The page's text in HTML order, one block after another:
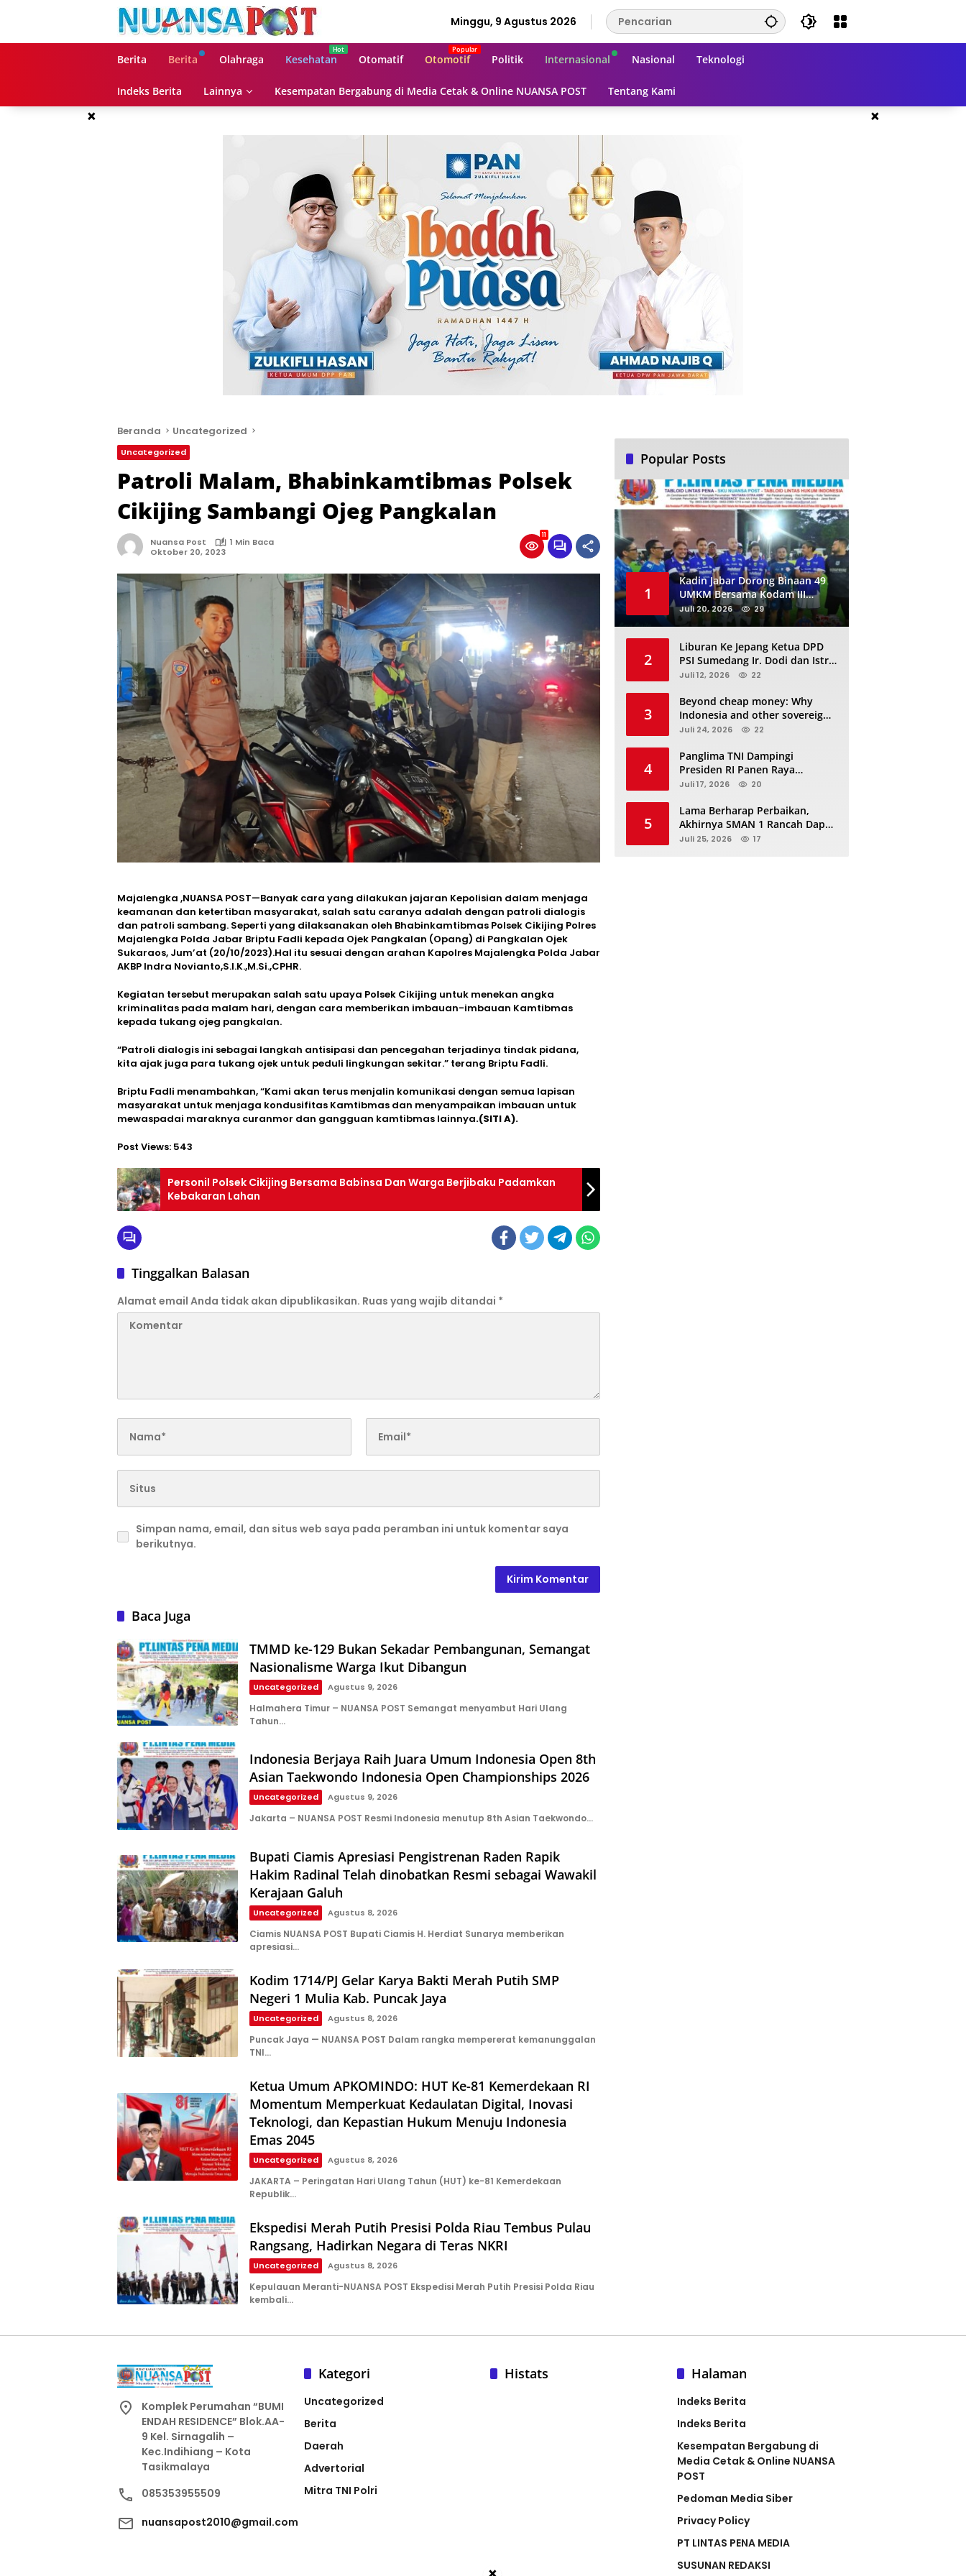
Minggu, 9 Agustus 2026
Berita Berita Olahraga Kesehatan Otomatif Otomotif Politik Internasional Nasional Teknologi
Indeks Berita Lainnya Kesempatan Bergabung di Media Cetak & Online NUANSA POST Tentang Kami
× ×
Beranda Uncategorized
Uncategorized
Patroli Malam, Bhabinkamtibmas Polsek
Cikijing Sambangi Ojeg Pangkalan
Nuansa Post
1 Min Baca
Oktober 20, 2023
11
Majalengka ,NUANSA POST—Banyak cara yang dilakukan jajaran Kepolisian dalam menjaga
keamanan dan ketertiban masyarakat, salah satu caranya adalah dengan patroli dialogis
dan patroli sambang. Seperti yang dilaksanakan oleh Bhabinkamtibmas Polsek Cikijing Polres
Majalengka Polda Jabar Briptu Fadli kepada Ojek Pangkalan (Opang) di Pangkalan Ojek
Sukaraos, Jum’at (20/10/2023).Hal itu sesuai dengan arahan Kapolres Majalengka Polda Jabar
AKBP Indra Novianto,S.I.K.,M.Si.,CPHR.
Kegiatan tersebut merupakan salah satu upaya Polsek Cikijing untuk menekan angka
kriminalitas pada malam hari, dengan cara memberikan imbauan-imbauan Kamtibmas
kepada tukang ojeg pangkalan.
“Patroli dialogis ini sebagai langkah antisipasi dan pencegahan terjadinya tindak pidana,
kita ajak juga para tukang ojek untuk peduli lingkungan sekitar.” terang Briptu Fadli.
Briptu Fadli menambahkan, “Kami akan terus menjalin komunikasi dengan semua lapisan
masyarakat untuk menjaga kondusifitas Kamtibmas dan menyampaikan imbauan untuk
mewaspadai maraknya curanmor dan gangguan kamtibmas lainnya.(SITI A).
Post Views: 543
Personil Polsek Cikijing Bersama Babinsa Dan Warga Berjibaku Padamkan
Kebakaran Lahan
Tinggalkan Balasan
Alamat email Anda tidak akan dipublikasikan. Ruas yang wajib ditandai *
Simpan nama, email, dan situs web saya pada peramban ini untuk komentar saya
berikutnya.
Baca Juga
TMMD ke-129 Bukan Sekadar Pembangunan, Semangat
Nasionalisme Warga Ikut Dibangun
Uncategorized Agustus 9, 2026
Halmahera Timur – NUANSA POST Semangat menyambut Hari Ulang
Tahun…
Indonesia Berjaya Raih Juara Umum Indonesia Open 8th
Asian Taekwondo Indonesia Open Championships 2026
Uncategorized Agustus 9, 2026
Jakarta – NUANSA POST Resmi Indonesia menutup 8th Asian Taekwondo…
Bupati Ciamis Apresiasi Pengistrenan Raden Rapik
Hakim Radinal Telah dinobatkan Resmi sebagai Wawakil
Kerajaan Galuh
Uncategorized Agustus 8, 2026
Ciamis NUANSA POST Bupati Ciamis H. Herdiat Sunarya memberikan
apresiasi…
Kodim 1714/PJ Gelar Karya Bakti Merah Putih SMP
Negeri 1 Mulia Kab. Puncak Jaya
Uncategorized Agustus 8, 2026
Puncak Jaya — NUANSA POST Dalam rangka mempererat kemanunggalan
TNI…
Ketua Umum APKOMINDO: HUT Ke-81 Kemerdekaan RI
Momentum Memperkuat Kedaulatan Digital, Inovasi
Teknologi, dan Kepastian Hukum Menuju Indonesia
Emas 2045
Uncategorized Agustus 8, 2026
JAKARTA – Peringatan Hari Ulang Tahun (HUT) ke-81 Kemerdekaan
Republik…
Ekspedisi Merah Putih Presisi Polda Riau Tembus Pulau
Rangsang, Hadirkan Negara di Teras NKRI
Uncategorized Agustus 8, 2026
Kepulauan Meranti-NUANSA POST Ekspedisi Merah Putih Presisi Polda Riau
kembali…
Popular Posts
1
Kadin Jabar Dorong Binaan 49
UMKM Bersama Kodam III
Siliwangi Sambil Nobar Final
Piala Dunia, Akan Ada Investor
Juli 20, 2026 29
2
Liburan Ke Jepang Ketua DPD
PSI Sumedang Ir. Dodi dan Istri
Kibarkan Bendera PSI “Jangan
Juli 12, 2026 22
3
Beyond cheap money: Why
Indonesia and other sovereigns
are turning to panda bonds
Juli 24, 2026 22
4
Panglima TNI Dampingi
Presiden RI Panen Raya
Terpadu TNI, Perkuat
Juli 17, 2026 20
5
Lama Berharap Perbaikan,
Akhirnya SMAN 1 Rancah Dapat
Revitalisasi dan Kini Sedang
Juli 25, 2026 17
Komplek Perumahan “BUMI
ENDAH RESIDENCE” Blok.AA-
9 Kel. Sirnagalih –
Kec.Indihiang – Kota
Tasikmalaya
085353955509
nuansapost2010@gmail.com
Kategori
Uncategorized
Berita
Daerah
Advertorial
Mitra TNI Polri
Histats Halaman
Indeks Berita
Indeks Berita
Kesempatan Bergabung di
Media Cetak & Online NUANSA
POST
Pedoman Media Siber
Privacy Policy
PT LINTAS PENA MEDIA
SUSUNAN REDAKSI